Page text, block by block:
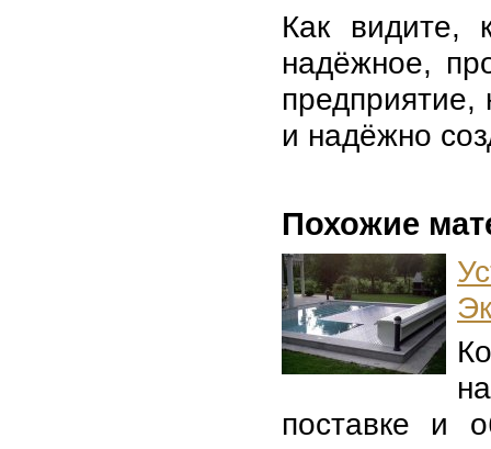
Как видите,
надёжное,
предприятие,
и надёжно
Похожие
поставке и